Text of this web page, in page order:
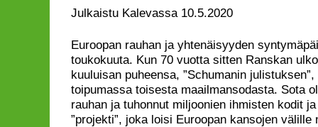
Julkaistu Kalevassa 10.5.2020
Euroopan rauhan ja yhtenäisyyden
toukokuuta. Kun 70 vuotta sitten Ranskan
kuuluisan puheensa, ”Schumanin
toipumassa toisesta maailmansodasta. Sota
rauhan ja tuhonnut miljoonien ihmisten kodit
”projekti”, joka loisi Euroopan kansojen